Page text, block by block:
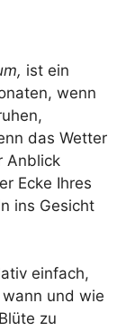
ist ein
wenn
das Wetter
Anblick
Ecke Ihres
ins Gesicht
einfach,
und wie
zu